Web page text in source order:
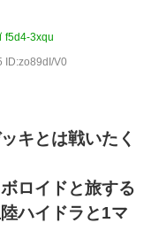
f5d4-3xqu
ID:zo89dI/V0
キとは戦いたく
ロイドと旅する
ハイドラと1マ